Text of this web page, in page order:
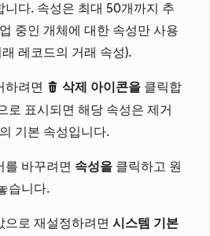
니다. 속성은 최대 50개까지 추
중인 개체에 대한 속성만 사용
레코드의 거래 속성).
하려면 delete 삭제 아이콘을 클릭합
로 표시되면 해당 속성은 제거
기본 속성입니다.
를 바꾸려면 속성을 클릭하고 원
습니다.
으로 재설정하려면 시스템 기본